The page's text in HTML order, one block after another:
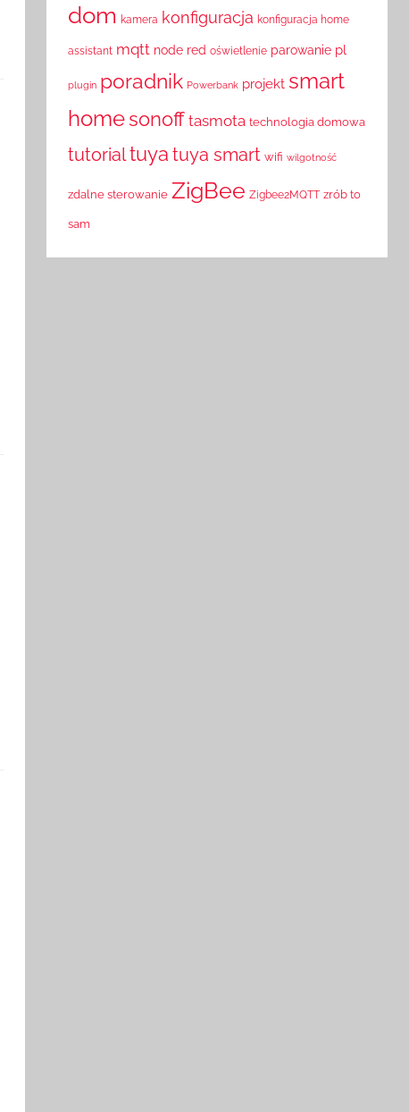
dom kamera konfiguracja konfiguracja home
assistant mqtt node red oświetlenie parowanie pl
plugin poradnik Powerbank projekt smart
home sonoff tasmota technologia domowa
tutorialtuya tuya smart wifi wilgotność
zdalne sterowanie ZigBee Zigbee2MQTT zrób to
sam